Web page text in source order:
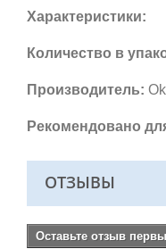
Характеристики:
Количество в
Производитель:
Рекомендовано
ОТЗЫВЫ
Оставьте отзыв